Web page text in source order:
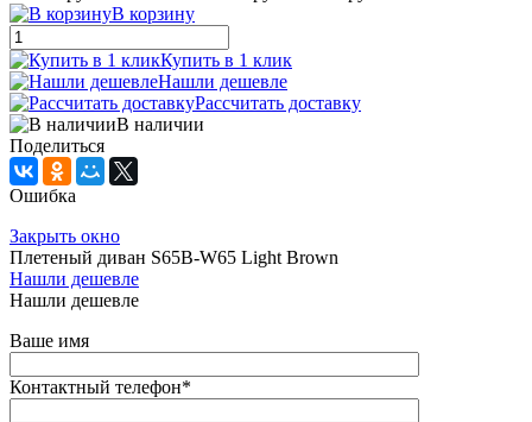
В корзину
Купить в 1 клик
Нашли дешевле
Рассчитать доставку
В наличии
Поделиться
Ошибка
Закрыть окно
Плетеный диван S65B-W65 Light Brown
Нашли дешевле
Нашли дешевле
Ваше имя
Контактный телефон*